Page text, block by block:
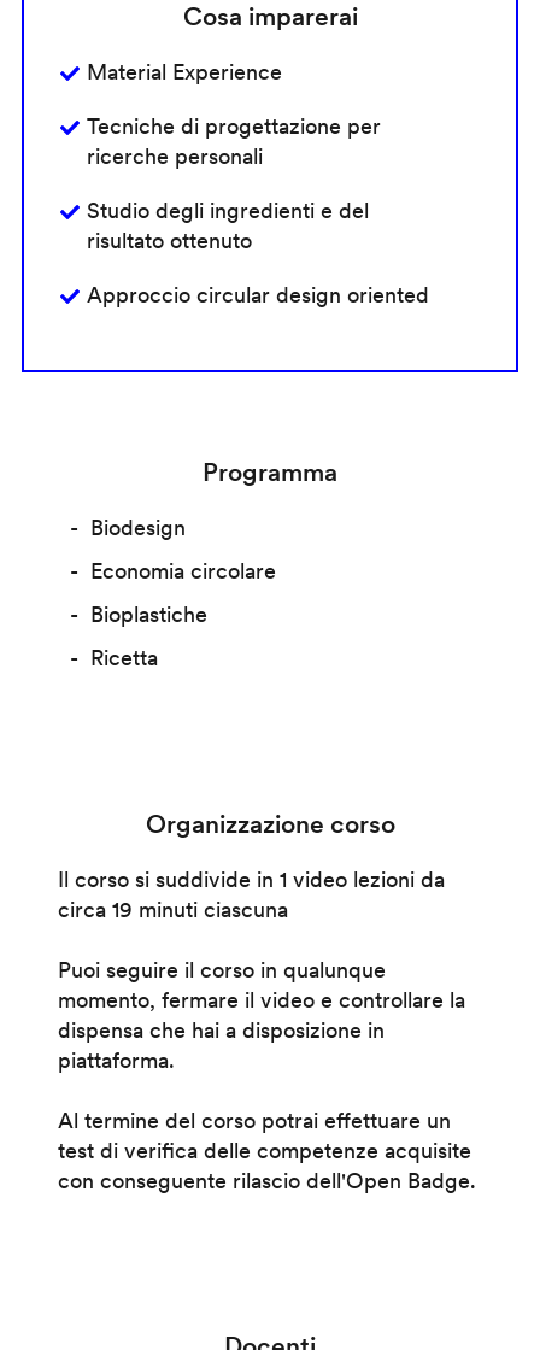
Cosa imparerai
Material Experience
Tecniche di progettazione per
ricerche personali
Studio degli ingredienti e del
risultato ottenuto
Approccio circular design oriented
Programma
Biodesign
Economia circolare
Bioplastiche
Ricetta
Organizzazione corso
Il corso si suddivide in 1 video lezioni da
circa 19 minuti ciascuna
Puoi seguire il corso in qualunque
momento, fermare il video e controllare la
dispensa che hai a disposizione in
piattaforma.
Al termine del corso potrai effettuare un
test di verifica delle competenze acquisite
con conseguente rilascio dell'Open Badge.